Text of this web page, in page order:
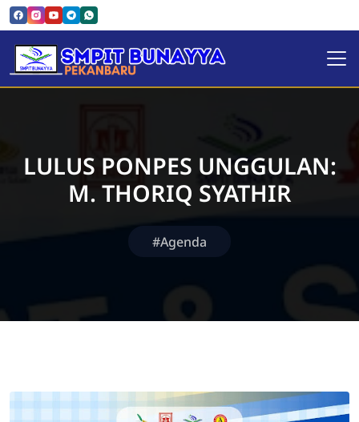
SMPIT Bunayya Pekanbaru
LULUS PONPES UNGGULAN:
M. THORIQ SYATHIR
#Agenda